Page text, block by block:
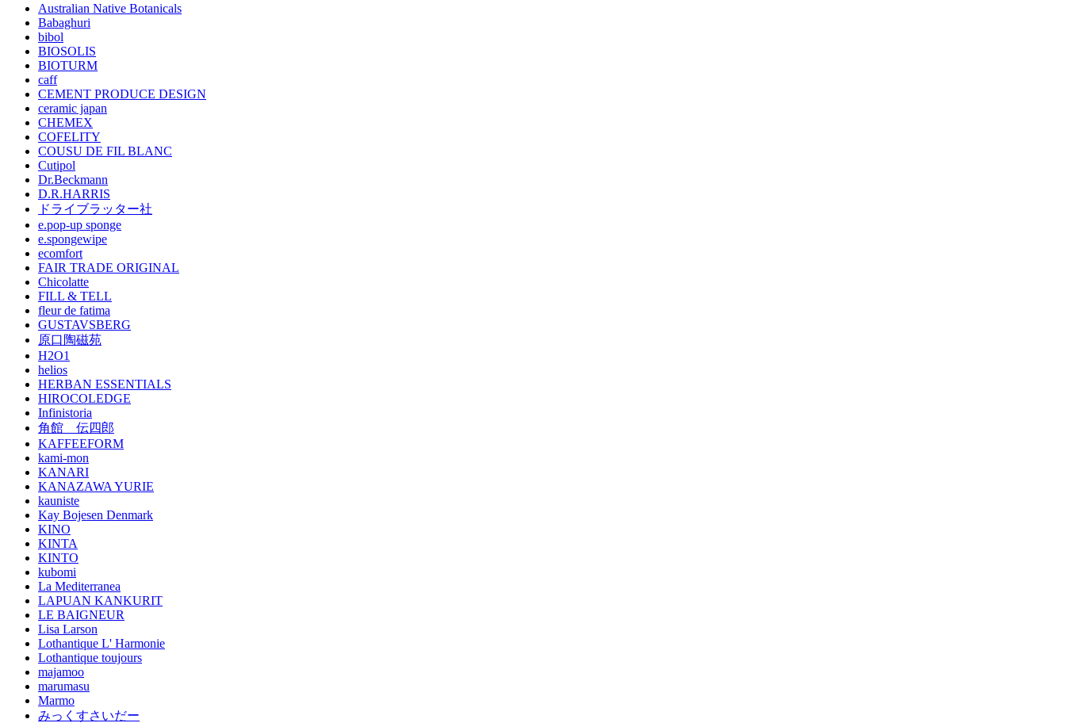
Australian Native Botanicals
Babaghuri
bibol
BIOSOLIS
BIOTURM
caff
CEMENT PRODUCE DESIGN
ceramic japan
CHEMEX
COFELITY
COUSU DE FIL BLANC
Cutipol
Dr.Beckmann
D.R.HARRIS
ドライブラッター社
e.pop-up sponge
e.spongewipe
ecomfort
FAIR TRADE ORIGINAL
Chicolatte
FILL & TELL
fleur de fatima
GUSTAVSBERG
原口陶磁苑
H2O1
helios
HERBAN ESSENTIALS
HIROCOLEDGE
Infinistoria
角館 伝四郎
KAFFEEFORM
kami-mon
KANARI
KANAZAWA YURIE
kauniste
Kay Bojesen Denmark
KINO
KINTA
KINTO
kubomi
La Mediterranea
LAPUAN KANKURIT
LE BAIGNEUR
Lisa Larson
Lothantique L' Harmonie
Lothantique toujours
majamoo
marumasu
Marmo
みっくすさいだー